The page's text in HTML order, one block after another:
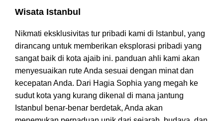
Wisata Istanbul
Nikmati eksklusivitas tur pribadi kami di Istanbul, yang
dirancang untuk memberikan eksplorasi pribadi yang
sangat baik di kota ajaib ini. panduan ahli kami akan
menyesuaikan rute Anda sesuai dengan minat dan
kecepatan Anda. Dari Hagia Sophia yang megah ke
sudut kota yang kurang dikenal di mana jantung
Istanbul benar-benar berdetak, Anda akan